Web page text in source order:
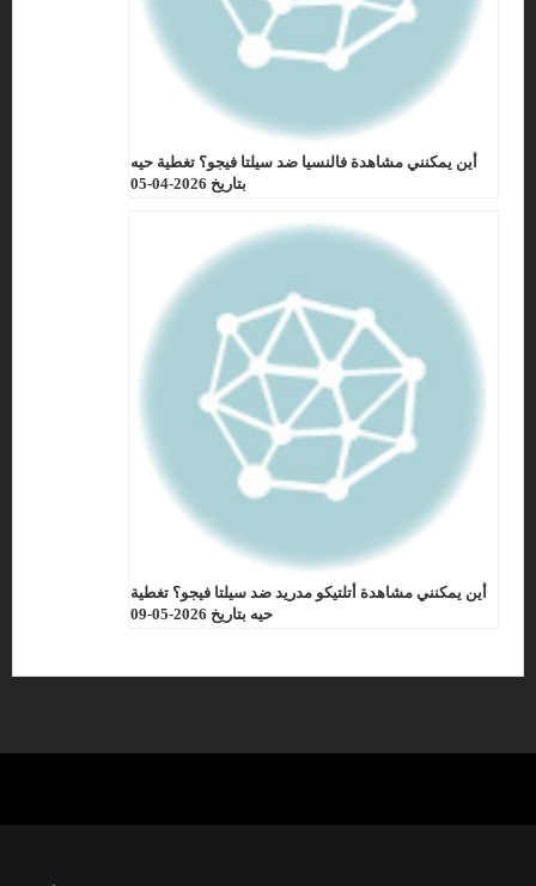
أين يمكنني مشاهدة فالنسيا ضد سيلتا فيجو؟ تغطية حيه
بتاريخ 2026-04-05
أين يمكنني مشاهدة أتلتيكو مدريد ضد سيلتا فيجو؟ تغطية
حيه بتاريخ 2026-05-09